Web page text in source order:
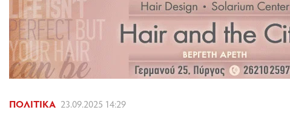
ΠΟΛΙΤΙΚΆ 23.09.2025 14:29